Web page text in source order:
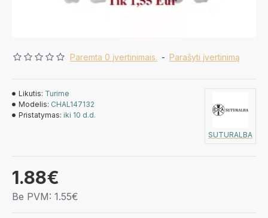
Paremta 0 įvertinimais. - Parašyti įvertinimą
1.88€
Be PVM: 1.55€
Likutis: Turime
Modelis: CHAL147132
Pristatymas: iki 10 d.d.
SUTURALBA